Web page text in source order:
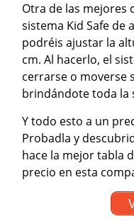
Otra de las mejores
sistema Kid Safe de
podréis ajustar la
cm. Al hacerlo, el
cerrarse o moverse
brindándote toda la
Y todo esto a un
Probadla y
hace la mejor tabla
precio en esta